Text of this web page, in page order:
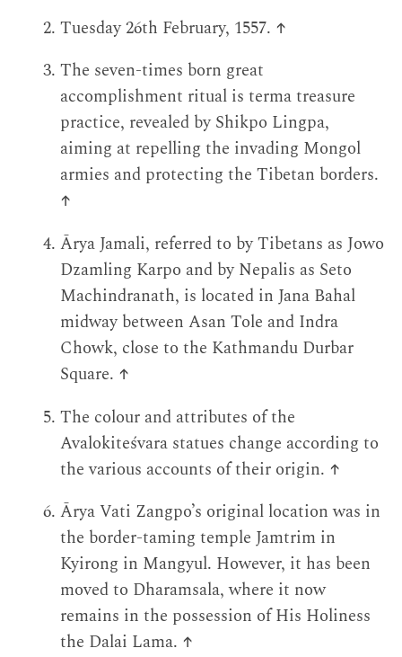
Tuesday 26th February, 1557. ↑
The seven-times born great
accomplishment ritual is terma treasure
practice, revealed by Shikpo Lingpa,
aiming at repelling the invading Mongol
armies and protecting the Tibetan borders.
↑
Ārya Jamali, referred to by Tibetans as Jowo
Dzamling Karpo and by Nepalis as Seto
Machindranath, is located in Jana Bahal
midway between Asan Tole and Indra
Chowk, close to the Kathmandu Durbar
Square. ↑
The colour and attributes of the
Avalokiteśvara statues change according to
the various accounts of their origin. ↑
Ārya Vati Zangpo’s original location was in
the border-taming temple Jamtrim in
Kyirong in Mangyul. However, it has been
moved to Dharamsala, where it now
remains in the possession of His Holiness
the Dalai Lama. ↑